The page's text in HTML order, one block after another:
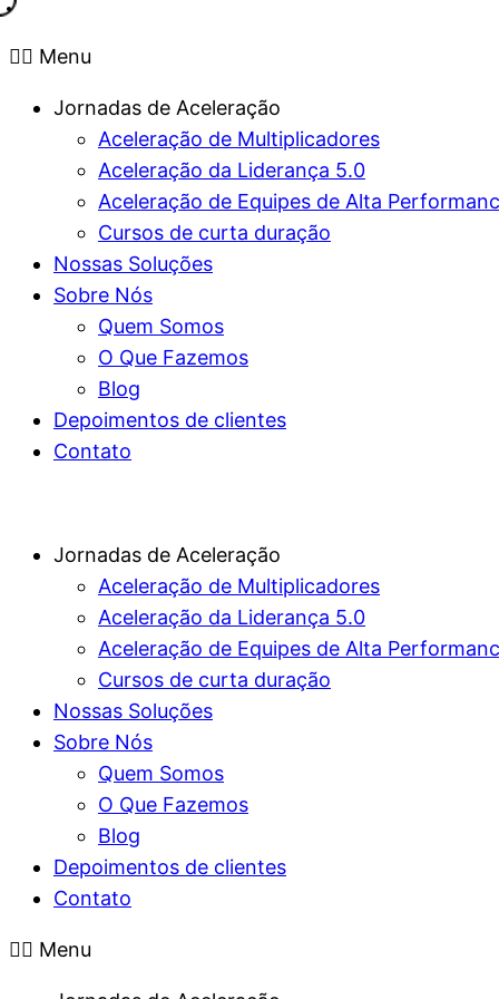
Menu
Jornadas de Aceleração
Aceleração de Multiplicadores
Aceleração da Liderança 5.0
Aceleração de Equipes de Alta
Cursos de curta duração
Nossas Soluções
Sobre Nós
Quem Somos
O Que Fazemos
Blog
Depoimentos de clientes
Contato
Jornadas de Aceleração
Aceleração de Multiplicadores
Aceleração da Liderança 5.0
Aceleração de Equipes de Alta
Cursos de curta duração
Nossas Soluções
Sobre Nós
Quem Somos
O Que Fazemos
Blog
Depoimentos de clientes
Contato
Menu